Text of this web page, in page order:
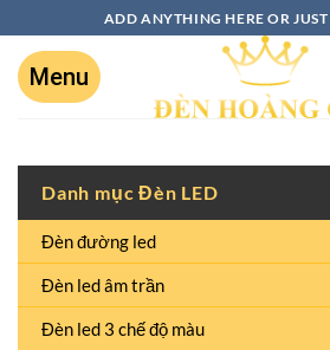
ADD ANYTHING HERE OR
Danh mục Đèn LED
Đèn đường led
Đèn led âm trần
Đèn led 3 chế độ màu